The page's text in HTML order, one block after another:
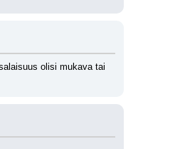
olisi mukava tai